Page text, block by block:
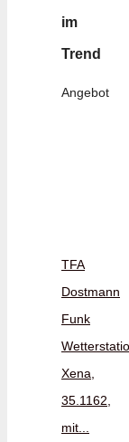
im
Trend
Angebot
TFA
Dostmann
Funk
Xena,
35.1162,
mit...